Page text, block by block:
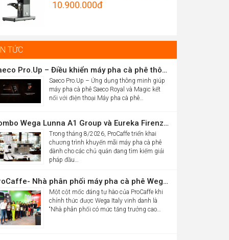
Original
10.900.000đ
10.900.000đ.
TỨC
Saeco Pro.Up – Điều khiển máy pha cà phê thông minh Saeco Royal & Magic bằng điện thoại
Saeco Pro.Up – Ứng dụng thông minh giúp
máy pha cà phê Saeco Royal và Magic kết
nối với điện thoại Máy pha cà phê…
Combo Wega Lunna A1 Group và Eureka Firenze 75 chỉ 61,9 triệu
Trong tháng 8/2026, ProCaffe triển khai
chương trình khuyến mãi máy pha cà phê
dành cho các chủ quán đang tìm kiếm giải
pháp đầu…
ProCaffe- Nhà phân phối máy pha cà phê Wega có mức tăng trưởng cao nhất thế giới
Một cột mốc đáng tự hào của ProCaffe khi
chính thức được Wega Italy vinh danh là
“Nhà phân phối có mức tăng trưởng cao…